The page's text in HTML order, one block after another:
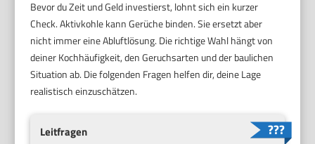
Bevor du Zeit und Geld investierst, lohnt sich ein kurzer
Check. Aktivkohle kann Gerüche binden. Sie ersetzt aber
nicht immer eine Abluftlösung. Die richtige Wahl hängt von
deiner Kochhäufigkeit, den Geruchsarten und der baulichen
Situation ab. Die folgenden Fragen helfen dir, deine Lage
realistisch einzuschätzen.
Leitfragen